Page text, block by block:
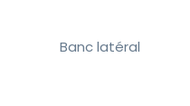
Banc latéral